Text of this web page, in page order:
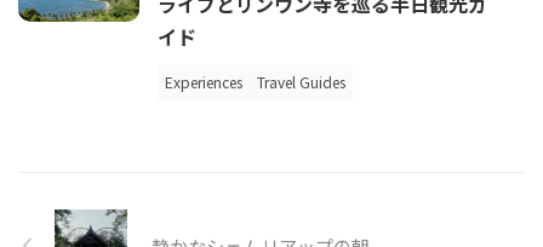
イド
Experiences Travel Guides